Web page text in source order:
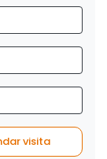
visita